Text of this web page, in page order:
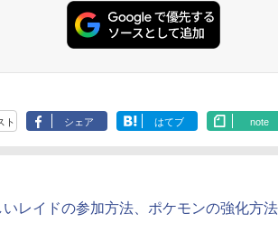
ト シェア はてブ note
レイドの参加方法、ポケモンの強化方